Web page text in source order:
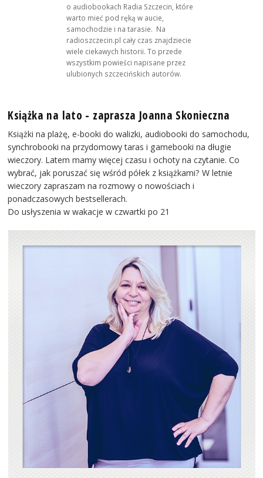
o audiobookach Radia Szczecin, które
warto mieć pod ręką w aucie,
samochodzie i na tarasie. Na
radioszczecin.pl cały czas znajdziecie
wiele ciekawych historii. To przede
wszystkim powieści napisane przez
ulubionych szczecińskich autorów.
Książka na lato - zaprasza Joanna Skonieczna
Książki na plażę, e-booki do walizki, audiobooki do samochodu,
synchrobooki na przydomowy taras i gamebooki na długie
wieczory. Latem mamy więcej czasu i ochoty na czytanie. Co
wybrać, jak poruszać się wśród półek z książkami? W letnie
wieczory zapraszam na rozmowy o nowościach i
ponadczasowych bestsellerach.
Do usłyszenia w wakacje w czwartki po 21